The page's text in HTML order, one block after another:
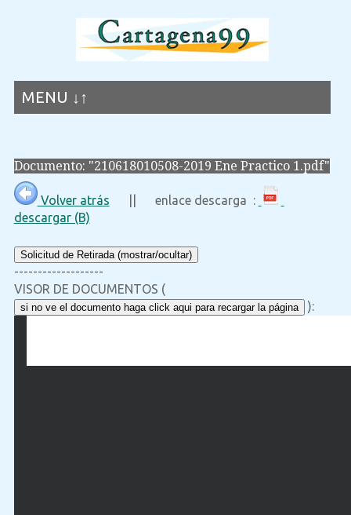
MENU ↓↑
Documento: "210618010508-2019 Ene Practico 1.pdf"
Volver atrás || enlace descarga :
descargar (B)
Solicitud de Retirada (mostrar/ocultar)
-------------------
VISOR DE DOCUMENTOS (
si no ve el documento haga click aqui para recargar la página ):